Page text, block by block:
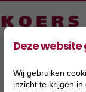
Deze
Wij gebruiken
inzicht te krijgen